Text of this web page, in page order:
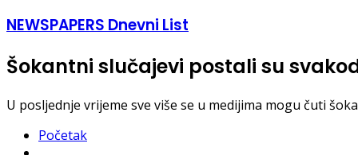
NEWSPAPERS Dnevni List
Šokantni slučajevi postali su
U posljednje vrijeme sve više se u medijima mogu čuti
Početak